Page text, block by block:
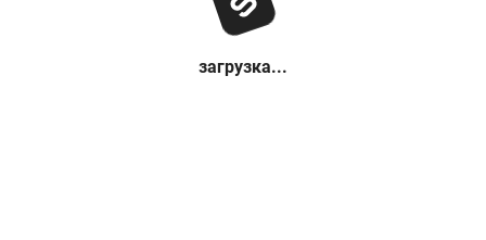
загрузка...